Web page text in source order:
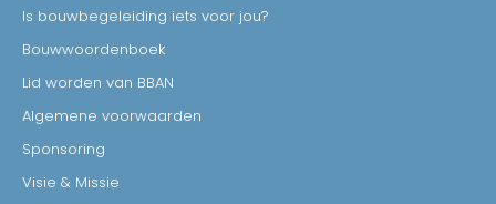
Is bouwbegeleiding iets voor jou?
Bouwwoordenboek
Lid worden van BBAN
Algemene voorwaarden
Sponsoring
Visie & Missie